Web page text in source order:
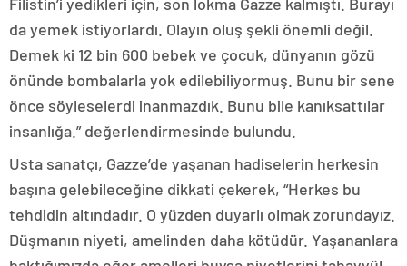
da yemek istiyorlardı. Olayın oluş şekli önemli değil.
Demek ki 12 bin 600 bebek ve çocuk, dünyanın gözü
önünde bombalarla yok edilebiliyormuş. Bunu bir sene
önce söyleselerdi inanmazdık. Bunu bile kanıksattılar
insanlığa.” değerlendirmesinde bulundu.
Usta sanatçı, Gazze’de yaşanan hadiselerin herkesin
başına gelebileceğine dikkati çekerek, “Herkes bu
tehdidin altındadır. O yüzden duyarlı olmak zorundayız.
Düşmanın niyeti, amelinden daha kötüdür. Yaşananlara